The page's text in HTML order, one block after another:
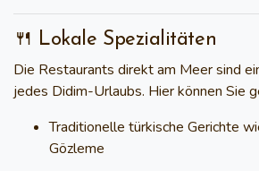
🍴 Lokale Spezialitäten
Die Restaurants direkt am Meer sind
jedes Didim-Urlaubs. Hier können Sie
Traditionelle türkische Gerichte
Gözleme